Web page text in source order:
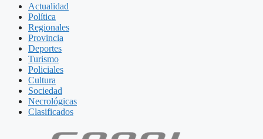
Actualidad
Política
Regionales
Provincia
Deportes
Turismo
Policiales
Cultura
Sociedad
Necrológicas
Clasificados